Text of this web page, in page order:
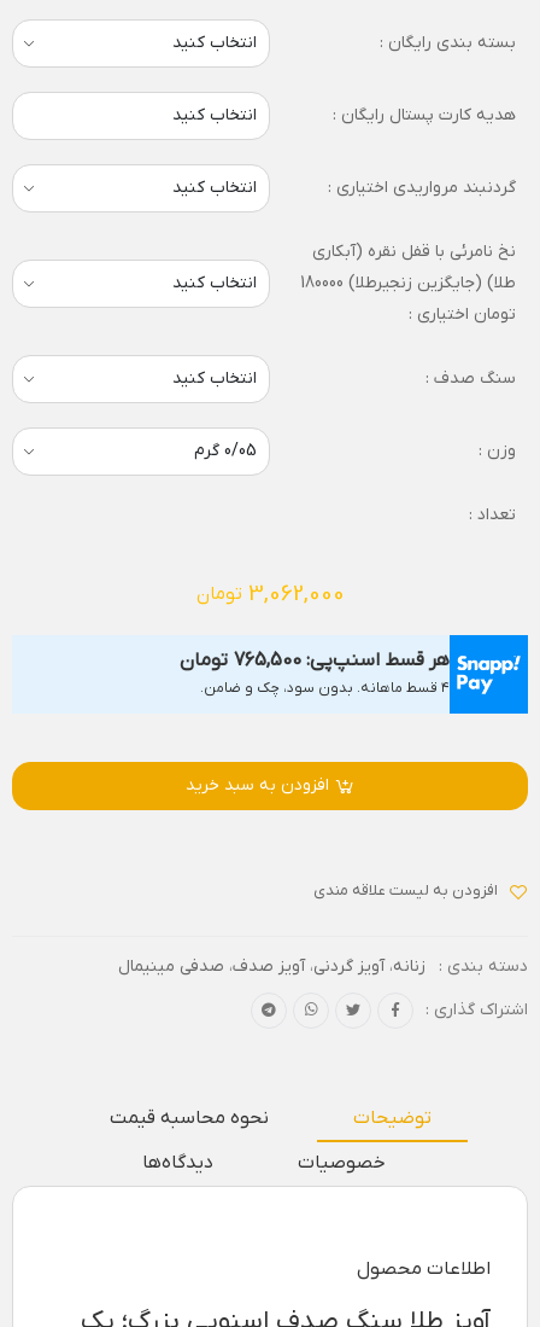
بسته بندی رایگان :
هدیه کارت پستال رایگان : انتخاب کنید
گردنبند مرواریدی اختیاری :
نخ نامرئی با قفل نقره (آبکاری
طلا) (جایگزین زنجیرطلا) 180000
تومان اختیاری :
سنگ صدف :
وزن :
تعداد :
3,062,000 تومان
هر قسط اسنپ‌پی: 765,500 تومان
۴ قسط ماهانه. بدون سود، چک و ضامن.
افزودن به سبد خرید
افزودن به لیست علاقه مندی
دسته بندی : زنانه،آویز گردنی،آویز صدف، صدفی مینیمال
اشتراک گذاری :
توضیحات
نحوه محاسبه قیمت
خصوصیات
دیدگاه‌ها
اطلاعات محصول